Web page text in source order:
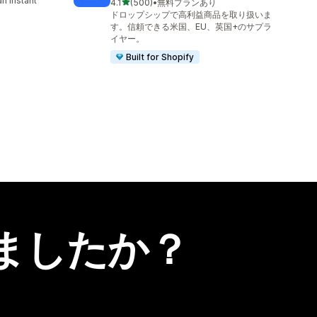
4.1 (500)
合計レビュー数：500件
•無料プランあり
ドロップシップで高利益商品を取り扱いま
す。信頼できる米国、EU、英国+のサプラ
イヤー。
Built for Shopify
したか？